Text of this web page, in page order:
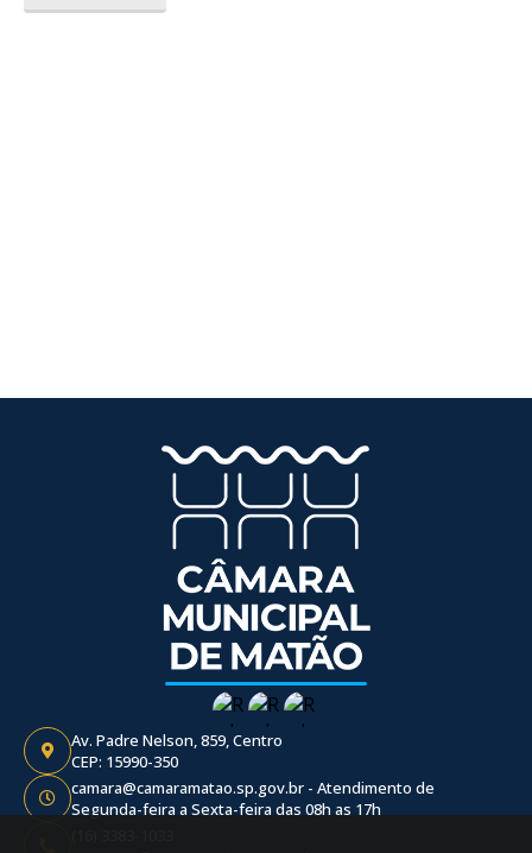
Av. Padre Nelson, 859, Centro
CEP: 15990-350
camara@camaramatao.sp.gov.br - Atendimento de
Segunda-feira a Sexta-feira das 08h as 17h